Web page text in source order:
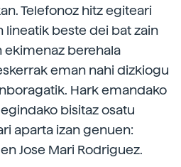
Telefonoz hitz egiteari
lineatik beste dei bat zain
ekimenaz berehala
eman nahi dizkiogu
Hark emandako
bisitaz osatu
aparta izan genuen:
Jose Mari Rodriguez.